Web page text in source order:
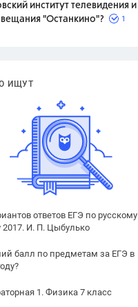
институт телевидения и
"Останкино"?
1
ИЩУТ
ответов ЕГЭ по русскому
2017. И. П. Цыбулько
балл по предметам за ЕГЭ в
1. Физика 7 класс